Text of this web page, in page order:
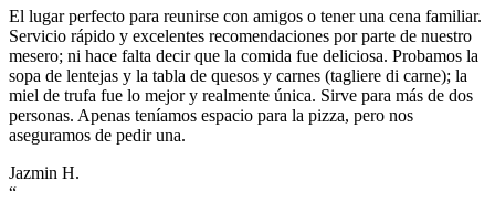
El lugar perfecto para reunirse con amigos o tener una cena familiar.
Servicio rápido y excelentes recomendaciones por parte de nuestro
mesero; ni hace falta decir que la comida fue deliciosa. Probamos la
sopa de lentejas y la tabla de quesos y carnes (tagliere di carne); la
miel de trufa fue lo mejor y realmente única. Sirve para más de dos
personas. Apenas teníamos espacio para la pizza, pero nos
aseguramos de pedir una.
Jazmin H.
“